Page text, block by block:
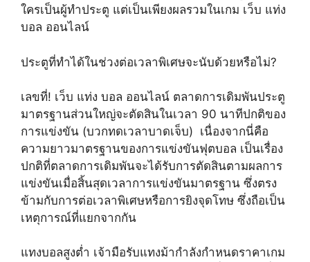
ใครเป็นผู้ทำประตู แต่เป็นเพียงผลรวมในเกม เว็บ แท่ง
บอล ออนไลน์
ประตูที่ทำได้ในช่วงต่อเวลาพิเศษจะนับด้วยหรือไม่?
เลขที่! เว็บ แท่ง บอล ออนไลน์ ตลาดการเดิมพันประตู
มาตรฐานส่วนใหญ่จะตัดสินในเวลา 90 นาทีปกติของ
การแข่งขัน (บวกทดเวลาบาดเจ็บ) เนื่องจากนี่คือ
ความยาวมาตรฐานของการแข่งขันฟุตบอล เป็นเรื่อง
ปกติที่ตลาดการเดิมพันจะได้รับการตัดสินตามผลการ
แข่งขันเมื่อสิ้นสุดเวลาการแข่งขันมาตรฐาน ซึ่งตรง
ข้ามกับการต่อเวลาพิเศษหรือการยิงจุดโทษ ซึ่งถือเป็น
เหตุการณ์ที่แยกจากกัน
แทงบอลสูงต่ำ เจ้ามือรับแทงม้ากำลังกำหนดราคาเกม